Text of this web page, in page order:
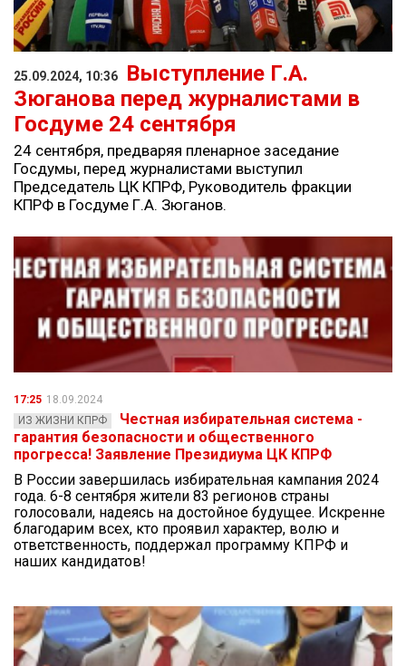
25.09.2024, 10:36
Выступление Г.А.
Зюганова перед журналистами в
Госдуме 24 сентября
24 сентября, предваряя пленарное заседание
Госдумы, перед журналистами выступил
Председатель ЦК КПРФ, Руководитель фракции
КПРФ в Госдуме Г.А. Зюганов.
17:25 18.09.2024
ИЗ ЖИЗНИ КПРФ
Честная избирательная система -
гарантия безопасности и общественного
прогресса! Заявление Президиума ЦК КПРФ
В России завершилась избирательная кампания 2024
года. 6-8 сентября жители 83 регионов страны
голосовали, надеясь на достойное будущее. Искренне
благодарим всех, кто проявил характер, волю и
ответственность, поддержал программу КПРФ и
наших кандидатов!